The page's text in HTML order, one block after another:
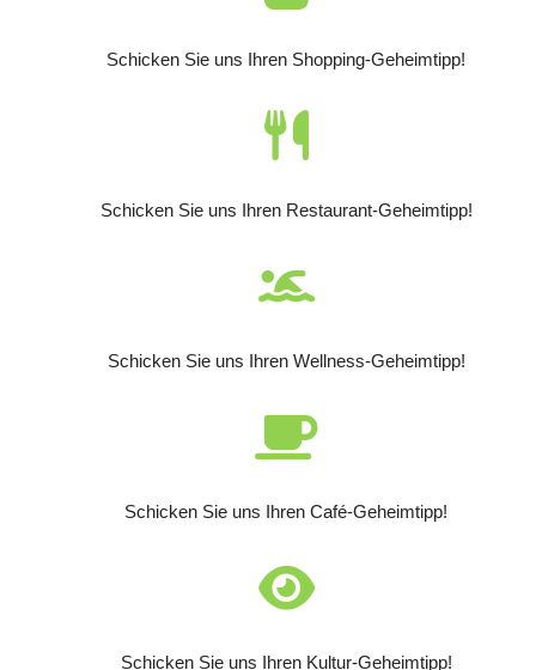
Schicken Sie uns Ihren Shopping-Geheimtipp!
Schicken Sie uns Ihren Restaurant-Geheimtipp!
Schicken Sie uns Ihren Wellness-Geheimtipp!
Schicken Sie uns Ihren Café-Geheimtipp!
Schicken Sie uns Ihren Kultur-Geheimtipp!